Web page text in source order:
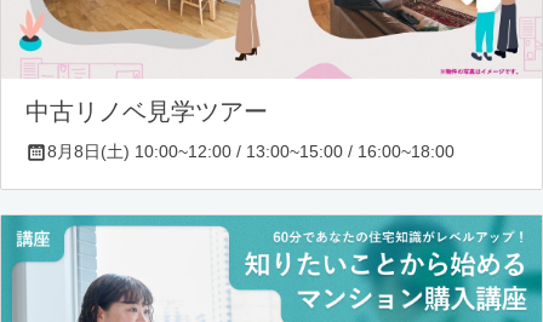
中古リノベ見学ツアー
8月8日(土) 10:00~12:00 / 13:00~15:00 / 16:00~18:00